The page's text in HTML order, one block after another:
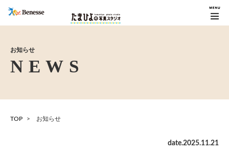
お知らせ
TOP お知らせ
date.2025.11.21